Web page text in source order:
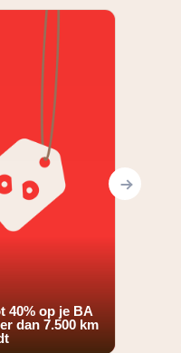
40% op je BA
dan 7.500 km